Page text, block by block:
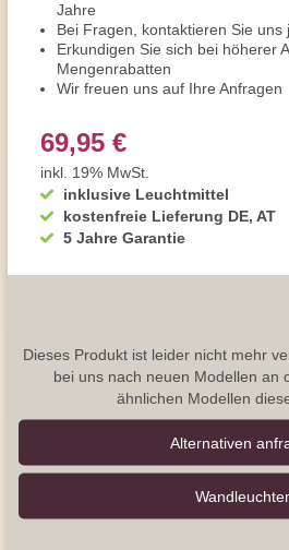
Jahre
Bei Fragen, kontaktieren Sie uns
Erkundigen Sie sich bei höherer
Mengenrabatten
Wir freuen uns auf Ihre Anfragen
inklusive Leuchtmittel
kostenfreie Lieferung DE, AT
5 Jahre Garantie
69,95 €
inkl. 19% MwSt.
Dieses Produkt ist leider nicht mehr
bei uns nach neuen Modellen an
ähnlichen Modellen
Alternativen